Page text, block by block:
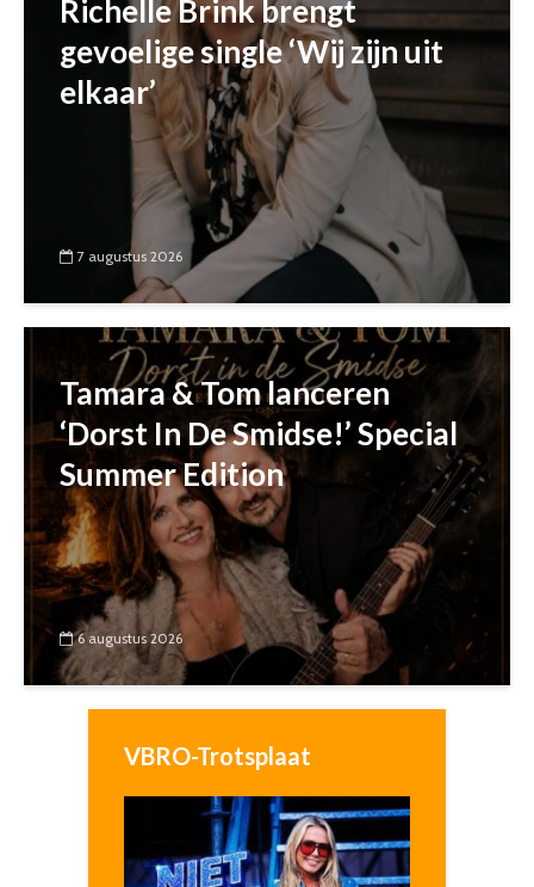
Richelle Brink brengt
gevoelige single ‘Wij zijn uit
elkaar’
7 augustus 2026
Tamara & Tom lanceren
‘Dorst In De Smidse!’ Special
Summer Edition
6 augustus 2026
VBRO-Trotsplaat